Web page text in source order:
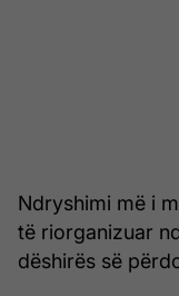
Ndryshimi më i
të riorganizuar
dëshirës së